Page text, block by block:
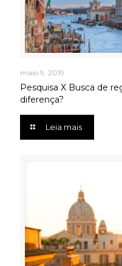
maio 9, 2019
Pesquisa X Busca de
diferença?
Leia mais